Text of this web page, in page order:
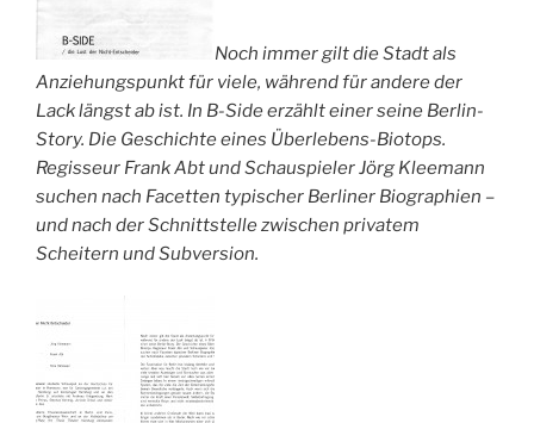
Noch immer gilt die Stadt als
Anziehungspunkt für viele, während für andere der
Lack längst ab ist. In B-Side erzählt einer seine Berlin-
Story. Die Geschichte eines Überlebens-Biotops.
Regisseur Frank Abt und Schauspieler Jörg Kleemann
suchen nach Facetten typischer Berliner Biographien –
und nach der Schnittstelle zwischen privatem
Scheitern und Subversion.